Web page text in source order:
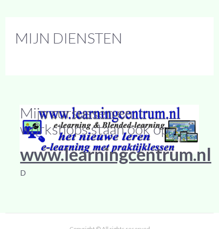
MIJN DIENSTEN
Mijn cursussen en
workshops staan ook op
www.learningcentrum.nl
D